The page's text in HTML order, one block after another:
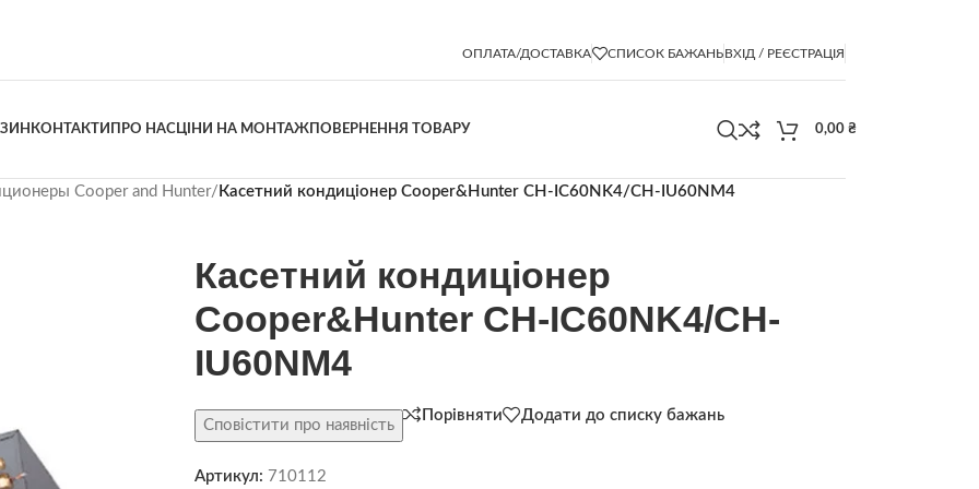
ОПЛАТА/ДОСТАВКА СПИСОК БАЖАНЬВХІД / РЕЄСТРАЦІЯ
КОНТАКТИ ПРО НАСЦІНИ НА МОНТАЖПОВЕРНЕННЯ ТОВАРУ 0,00 ₴
Cooper and Hunter/ Касетний кондиціонер Cooper&Hunter CH-IC60NK4/CH-IU60NM4
Касетний кондиціонер
Cooper&Hunter CH-IC60NK4/CH-
IU60NM4
Сповістити про наявність
Порівняти Додати до списку бажань
Артикул: 710112